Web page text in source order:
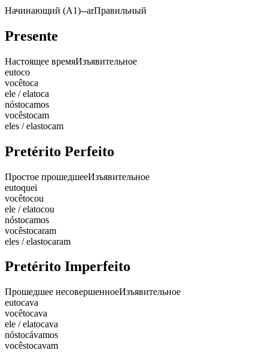
Начинающий (A1)--arПравильный
Presente
Настоящее времяИзъявительное
eutoco
vocêtoca
ele / elatoca
nóstocamos
vocêstocam
eles / elastocam
Pretérito Perfeito
Простое прошедшееИзъявительное
eutoquei
vocêtocou
ele / elatocou
nóstocamos
vocêstocaram
eles / elastocaram
Pretérito Imperfeito
Прошедшее несовершенноеИзъявительное
eutocava
vocêtocava
ele / elatocava
nóstocávamos
vocêstocavam